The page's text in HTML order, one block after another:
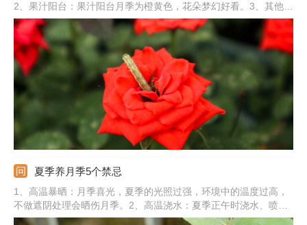
2、果汁阳台：果汁阳台月季为橙黄色，花朵梦幻好看。3、其他品
种：还有美咲月季、瑞典女王、蜻蜓、绒球门廊、粉色伊芙伯爵、
汉密尔顿、大游行、卡罗拉、婚礼之路、朱丽叶、莫奈、流星王、
玲之妖精、真宙、蓝色风暴、海洋之歌。
夏季养月季5个禁忌
1、高温暴晒：月季喜光，夏季的光照过强，环境中的温度过高，
不做遮阴处理会晒伤月季。2、高温浇水：夏季正午时浇水、喷
水，会造成叶子黄叶、干焦。3、施肥不当：夏季时不能施加浓